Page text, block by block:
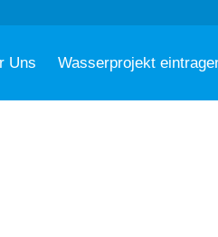
Uns Wasserprojekt